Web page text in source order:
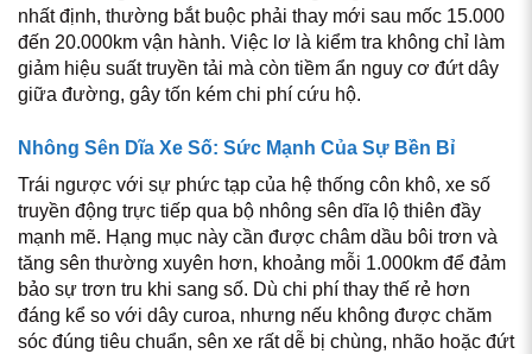
nhất định, thường bắt buộc phải thay mới sau mốc 15.000
đến 20.000km vận hành. Việc lơ là kiểm tra không chỉ làm
giảm hiệu suất truyền tải mà còn tiềm ẩn nguy cơ đứt dây
giữa đường, gây tốn kém chi phí cứu hộ.
Nhông Sên Dĩa Xe Số: Sức Mạnh Của Sự Bền Bỉ
Trái ngược với sự phức tạp của hệ thống côn khô, xe số
truyền động trực tiếp qua bộ nhông sên dĩa lộ thiên đầy
mạnh mẽ. Hạng mục này cần được châm dầu bôi trơn và
tăng sên thường xuyên hơn, khoảng mỗi 1.000km để đảm
bảo sự trơn tru khi sang số. Dù chi phí thay thế rẻ hơn
đáng kể so với dây curoa, nhưng nếu không được chăm
sóc đúng tiêu chuẩn, sên xe rất dễ bị chùng, nhão hoặc đứt